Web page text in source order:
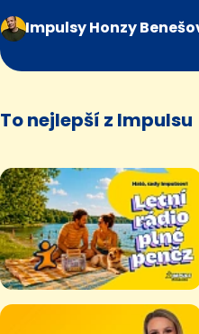
Impulsy Honzy
To nejlepší z Impulsu